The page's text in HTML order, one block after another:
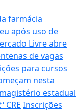
farmácia
após uso de
Livre abre
de vagas
para cursos
nesta
estadual
CRE Inscrições